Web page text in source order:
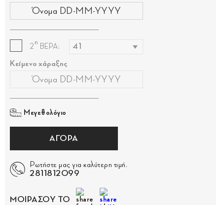
2
η
ΒΕΡΑ:
Κείμενο χάραξης
Μεγεθολόγιο
ΑΓΟΡΑ
Ρωτήστε μας για καλύτερη τιμή.
2811812099
ΜΟΙΡΑΣΟΥ ΤΟ